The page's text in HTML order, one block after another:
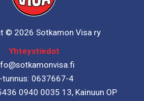
© 2026 Sotkamon Visa ry
Yhteystiedot
tunnus: 0637667-4
0940 0035 13, Kainuun OP